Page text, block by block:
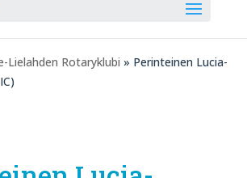
Lielahden Rotaryklubi » Perinteinen Lucia-